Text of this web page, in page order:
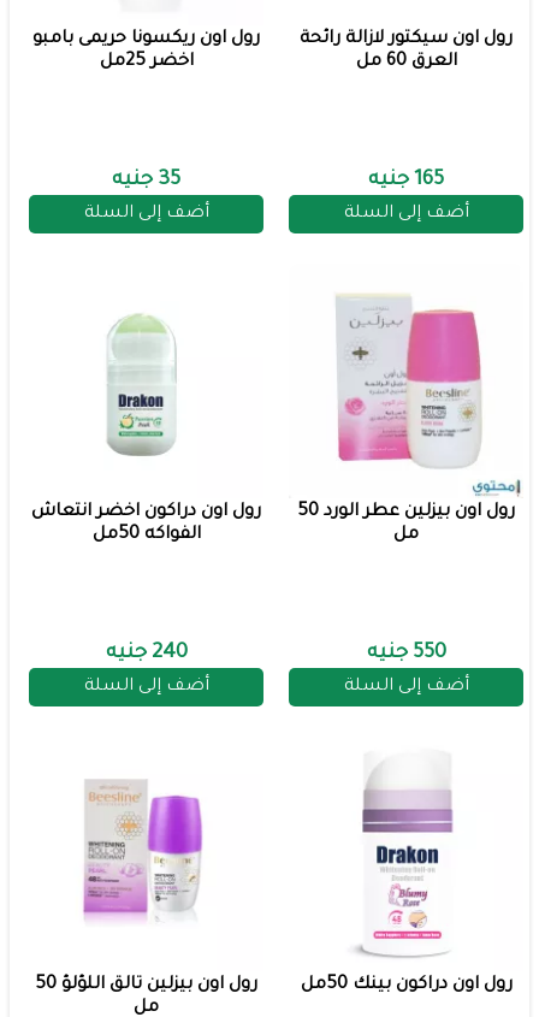
رول اون سيكتور لازالة رائحة
العرق 60 مل
165 جنيه
أضف إلى السلة
رول اون ريكسونا حريمى بامبو
اخضر 25مل
35 جنيه
أضف إلى السلة
رول اون بيزلين عطر الورد 50
مل
550 جنيه
أضف إلى السلة
رول اون دراكون اخضر انتعاش
الفواكه 50مل
240 جنيه
أضف إلى السلة
رول اون دراكون بينك 50مل
رول اون بيزلين تالق اللؤلؤ 50
مل